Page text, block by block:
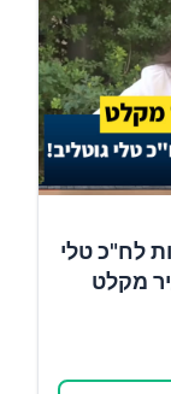
לח"כ טלי
מקלט